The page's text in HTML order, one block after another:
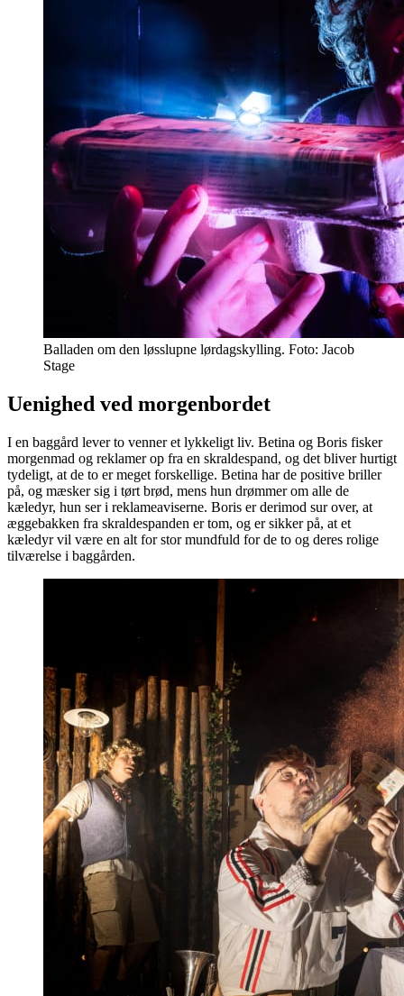
Balladen om den løsslupne lørdagskylling. Foto: Jacob
Stage
Uenighed ved morgenbordet
I en baggård lever to venner et lykkeligt liv. Betina og Boris fisker
morgenmad og reklamer op fra en skraldespand, og det bliver hurtigt
tydeligt, at de to er meget forskellige. Betina har de positive briller
på, og mæsker sig i tørt brød, mens hun drømmer om alle de
kæledyr, hun ser i reklameaviserne. Boris er derimod sur over, at
æggebakken fra skraldespanden er tom, og er sikker på, at et
kæledyr vil være en alt for stor mundfuld for de to og deres rolige
tilværelse i baggården.